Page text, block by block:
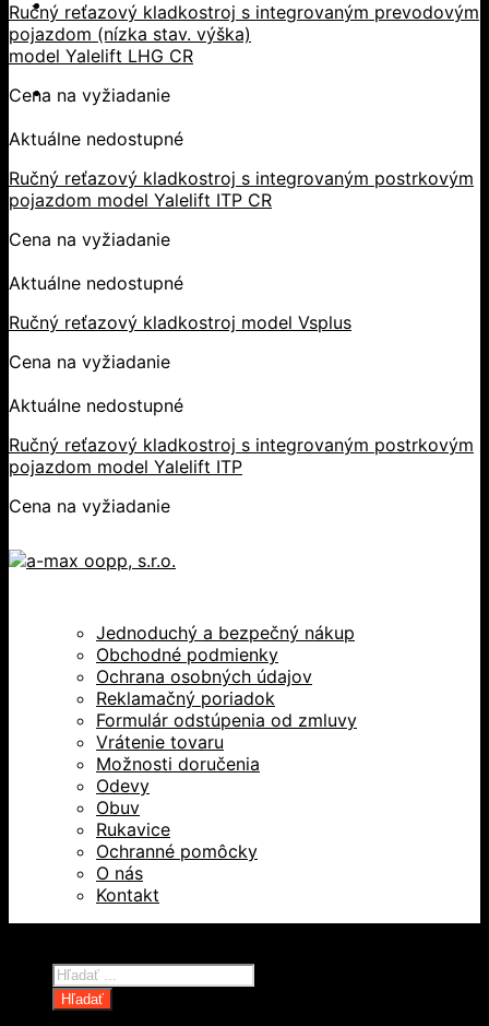
Ručný reťazový kladkostroj s integrovaným prevodovým
pojazdom (nízka stav. výška)
model Yalelift LHG CR
Cena na vyžiadanie
Aktuálne nedostupné
Ručný reťazový kladkostroj s integrovaným postrkovým
pojazdom model Yalelift ITP CR
Cena na vyžiadanie
Aktuálne nedostupné
Ručný reťazový kladkostroj model Vsplus
Cena na vyžiadanie
Aktuálne nedostupné
Ručný reťazový kladkostroj s integrovaným postrkovým
pojazdom model Yalelift ITP
Cena na vyžiadanie
Jednoduchý a bezpečný nákup
Obchodné podmienky
Ochrana osobných údajov
Reklamačný poriadok
Formulár odstúpenia od zmluvy
Vrátenie tovaru
Možnosti doručenia
Odevy
Obuv
Rukavice
Ochranné pomôcky
O nás
Kontakt
Products
search
Hľadať